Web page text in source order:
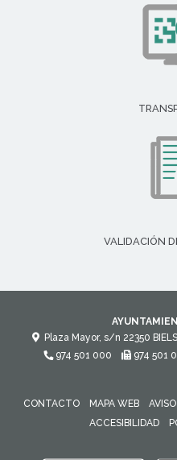
VALIDACIÓN
Plaza Mayor, s/n 22350
974 501 000
974 501
CONTACTO MAPA WEB
ACCESIBILIDAD